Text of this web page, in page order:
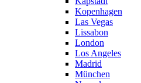
Kopenhagen
Las Vegas
Lissabon
London
Los Angeles
Madrid
München